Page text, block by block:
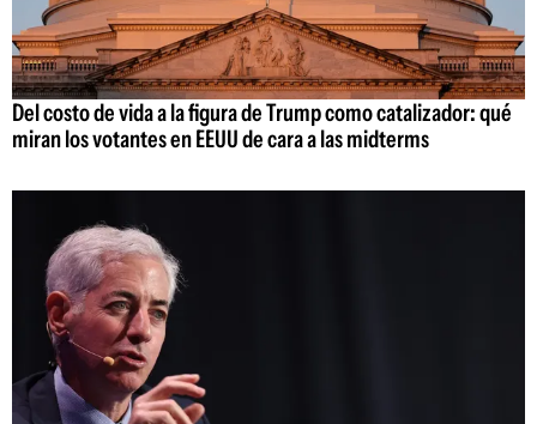
Del costo de vida a la figura de Trump como catalizador: qué
miran los votantes en EEUU de cara a las midterms